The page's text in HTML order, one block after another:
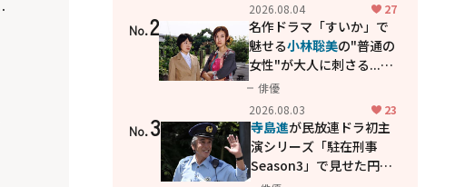
会えたら。」
2026.08.04 27
No.2
名作ドラマ「すいか」で
魅せる小林聡美の"普通の
女性"が大人に刺さる...映
画「かもめ食堂」にも通
じる静かな芝居
俳優
2026.08.03
23
No.3 寺島進が民放連ドラ初主
演シリーズ「駐在刑事
Season3」で見せた円熟